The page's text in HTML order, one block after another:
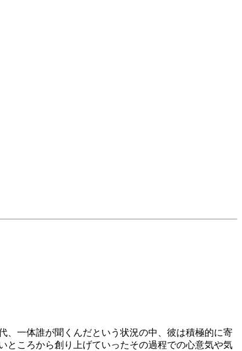
、一体誰が聞くんだという状況の中、彼は積極的に寄
ところから創り上げていったその過程での心意気や気